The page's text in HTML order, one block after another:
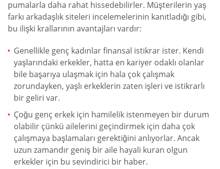
pumalarla daha rahat hissedebilirler. Müşterilerin yaş
farkı arkadaşlık siteleri incelemelerinin kanıtladığı gibi,
bu ilişki krallarının avantajları vardır:
Genellikle genç kadınlar finansal istikrar ister. Kendi
yaşlarındaki erkekler, hatta en kariyer odaklı olanlar
bile başarıya ulaşmak için hala çok çalışmak
zorundayken, yaşlı erkeklerin zaten işleri ve istikrarlı
bir geliri var.
Çoğu genç erkek için hamilelik istenmeyen bir durum
olabilir çünkü ailelerini geçindirmek için daha çok
çalışmaya başlamaları gerektiğini anlıyorlar. Ancak
uzun zamandır geniş bir aile hayali kuran olgun
erkekler için bu sevindirici bir haber.